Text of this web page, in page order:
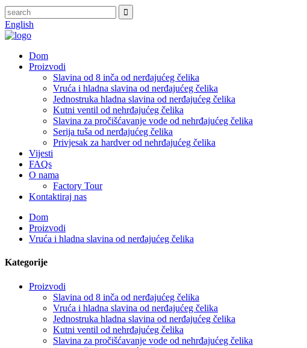
English
Dom
Proizvodi
Slavina od 8 inča od nerđajućeg čelika
Vruća i hladna slavina od nerđajućeg čelika
Jednostruka hladna slavina od nerđajućeg čelika
Kutni ventil od nehrđajućeg čelika
Slavina za pročišćavanje vode od nehrđajućeg čelika
Serija tuša od nerđajućeg čelika
Privjesak za hardver od nehrđajućeg čelika
Vijesti
FAQs
O nama
Factory Tour
Kontaktiraj nas
Dom
Proizvodi
Vruća i hladna slavina od nerđajućeg čelika
Kategorije
Proizvodi
Slavina od 8 inča od nerđajućeg čelika
Vruća i hladna slavina od nerđajućeg čelika
Jednostruka hladna slavina od nerđajućeg čelika
Kutni ventil od nehrđajućeg čelika
Slavina za pročišćavanje vode od nehrđajućeg čelika